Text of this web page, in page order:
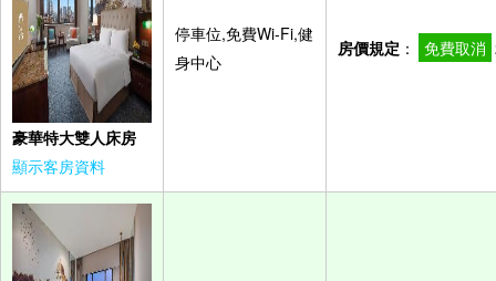
豪華特大雙人床房
顯示客房資料
停車位,免費Wi-Fi,健
身中心
房價規定 ： 免費取消